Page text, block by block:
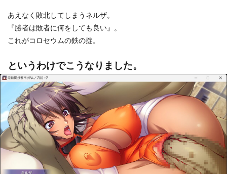
あえなく敗北してしまうネルザ。
『勝者は敗者に何をしても良い』。
これがコロセウムの鉄の掟。
というわけでこうなりました。